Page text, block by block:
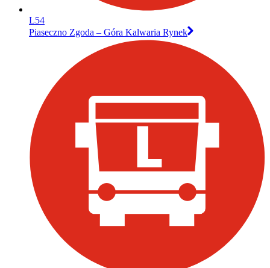
L54
Piaseczno Zgoda – Góra Kalwaria Rynek